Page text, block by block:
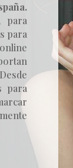
para
para
para